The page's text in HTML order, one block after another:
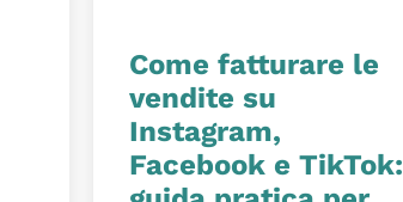
Come fatturare le
vendite su
Instagram,
Facebook e TikTok: